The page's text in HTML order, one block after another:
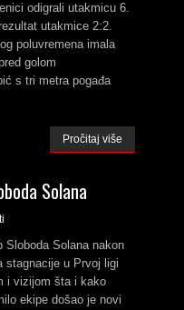
odigrali utakmicu 6.
utakmice 2:2.
poluvremena imala
golom
s tri metra pogađa
Pročitaj više
Solana
Sloboda Solana nakon
stagnacije u Prvoj ligi
i vizijom šta i kako
ekipe došao je novi